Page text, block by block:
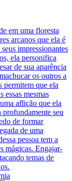
em uma floresta
arcanos que ela é
impressionantes
ela personifica
de sua aparência
os outros a
permitem que ela
essas mesmas
aflição que ela
profundamente seu
de formar
de uma
pessoa tem a
mágicas. Engajar-
temas de